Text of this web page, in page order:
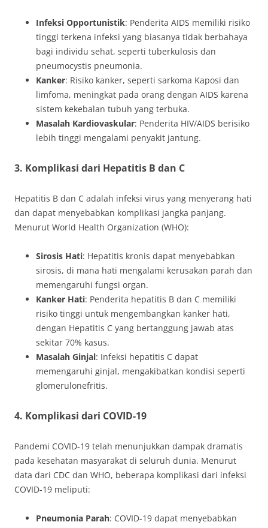
Infeksi Opportunistik: Penderita AIDS memiliki risiko
tinggi terkena infeksi yang biasanya tidak berbahaya
bagi individu sehat, seperti tuberkulosis dan
pneumocystis pneumonia.
Kanker: Risiko kanker, seperti sarkoma Kaposi dan
limfoma, meningkat pada orang dengan AIDS karena
sistem kekebalan tubuh yang terbuka.
Masalah Kardiovaskular: Penderita HIV/AIDS berisiko
lebih tinggi mengalami penyakit jantung.
3. Komplikasi dari Hepatitis B dan C
Hepatitis B dan C adalah infeksi virus yang menyerang hati
dan dapat menyebabkan komplikasi jangka panjang.
Menurut World Health Organization (WHO):
Sirosis Hati: Hepatitis kronis dapat menyebabkan
sirosis, di mana hati mengalami kerusakan parah dan
memengaruhi fungsi organ.
Kanker Hati: Penderita hepatitis B dan C memiliki
risiko tinggi untuk mengembangkan kanker hati,
dengan Hepatitis C yang bertanggung jawab atas
sekitar 70% kasus.
Masalah Ginjal: Infeksi hepatitis C dapat
memengaruhi ginjal, mengakibatkan kondisi seperti
glomerulonefritis.
4. Komplikasi dari COVID-19
Pandemi COVID-19 telah menunjukkan dampak dramatis
pada kesehatan masyarakat di seluruh dunia. Menurut
data dari CDC dan WHO, beberapa komplikasi dari infeksi
COVID-19 meliputi:
Pneumonia Parah: COVID-19 dapat menyebabkan